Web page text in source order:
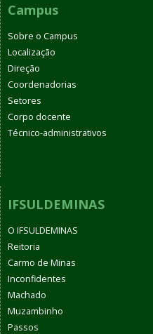
Campus
Sobre o Campus
Localização
Direção
Coordenadorias
Setores
Corpo docente
Técnico-administrativos
IFSULDEMINAS
O IFSULDEMINAS
Reitoria
Carmo de Minas
Inconfidentes
Machado
Muzambinho
Passos